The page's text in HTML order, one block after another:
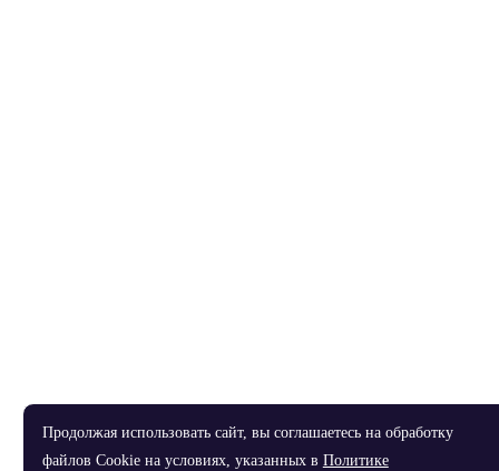
Продолжая использовать сайт, вы соглашаетесь на обработку
файлов Cookie на условиях, указанных в Политике